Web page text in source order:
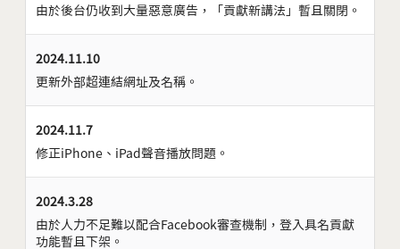
由於後台仍收到大量惡意廣告，「貢獻新講法」暫且關閉。
2024.11.10
更新外部超連結網址及名稱。
2024.11.7
修正iPhone、iPad聲音播放問題。
2024.3.28
由於人力不足難以配合Facebook審查機制，登入具名貢獻
功能暫且下架。